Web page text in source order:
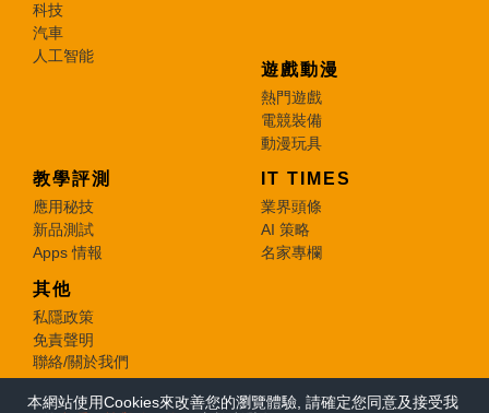
本網站使用Cookies來改善您的瀏覽體驗, 請確定您同意及接受我
科技
汽車
人工智能
遊戲動漫
熱門遊戲
電競裝備
動漫玩具
教學評測
應用秘技
新品測試
Apps 情報
IT TIMES
業界頭條
AI 策略
名家專欄
其他
私隱政策
免責聲明
聯絡/關於我們
© 2026 e-zone. All Rights Reserved.